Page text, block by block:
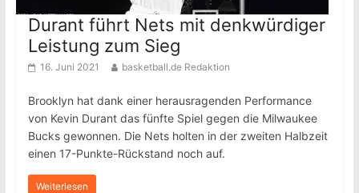
Durant führt Nets mit denkwürdiger
Leistung zum Sieg
16. Juni 2021 basketball.de Redaktion
Brooklyn hat dank einer herausragenden Performance
von Kevin Durant das fünfte Spiel gegen die Milwaukee
Bucks gewonnen. Die Nets holten in der zweiten Halbzeit
einen 17-Punkte-Rückstand noch auf.
Weiterlesen